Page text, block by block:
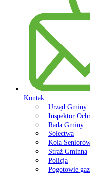
Kontakt
Urząd Gminy
Inspektor
Rada Gminy
Sołectwa
Koła
Straż Gminna
Policja
Pogotowie